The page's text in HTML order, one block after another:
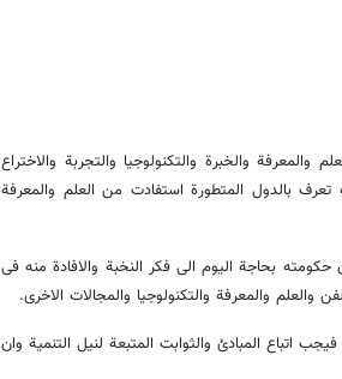
والخبرة والتکنولوجیا والتجربة والاختراع
بالدول المتطورة استفادت من العلم والمعرفة
بحاجة الیوم الی فکر النخبة والافادة منه فی
والعلم والمعرفة والتکنولوجیا والمجالات الاخری.
اتباع المبادئ والثوابت المتبعة لنیل التنمیة وان